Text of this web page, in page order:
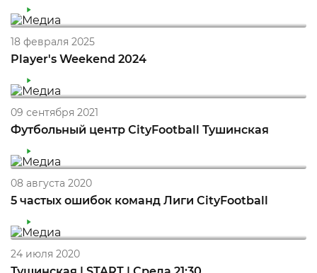
18 февраля 2025
Player's Weekend 2024
09 сентября 2021
Футбольный центр CityFootball Тушинская
08 августа 2020
5 частых ошибок команд Лиги CityFootball
24 июля 2020